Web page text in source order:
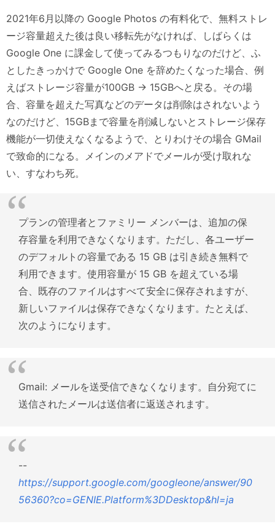
2021年6月以降の Google Photos の有料化で、無料ストレ
ージ容量超えた後は良い移転先がなければ、しばらくは
Google One に課金して使ってみるつもりなのだけど、ふ
としたきっかけで Google One を辞めたくなった場合、例
えばストレージ容量が100GB -> 15GBへと戻る。その場
合、容量を超えた写真などのデータは削除はされないよう
なのだけど、15GBまで容量を削減しないとストレージ保存
機能が一切使えなくなるようで、とりわけその場合 GMail
で致命的になる。メインのメアドでメールが受け取れな
い、すなわち死。
プランの管理者とファミリー メンバーは、追加の保
存容量を利用できなくなります。ただし、各ユーザー
のデフォルトの容量である 15 GB は引き続き無料で
利用できます。使用容量が 15 GB を超えている場
合、既存のファイルはすべて安全に保存されますが、
新しいファイルは保存できなくなります。たとえば、
次のようになります。
Gmail: メールを送受信できなくなります。自分宛てに
送信されたメールは送信者に返送されます。
--
https://support.google.com/googleone/answer/90
56360?co=GENIE.Platform%3DDesktop&hl=ja